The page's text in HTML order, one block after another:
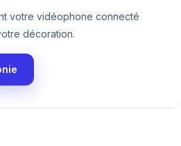
votre vidéophone connecté
décoration.